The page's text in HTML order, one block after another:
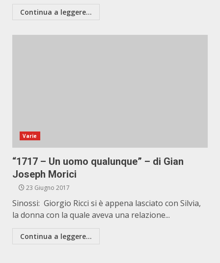
Continua a leggere...
Varie
“1717 – Un uomo qualunque” – di Gian
Joseph Morici
23 Giugno 2017
Sinossi: Giorgio Ricci si è appena lasciato con Silvia,
la donna con la quale aveva una relazione...
Continua a leggere...